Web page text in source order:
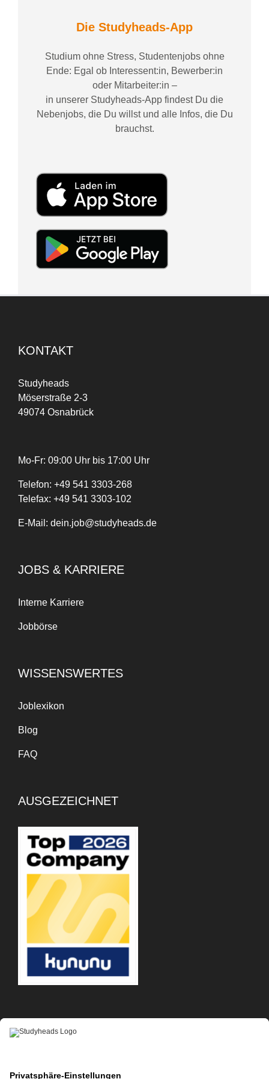
Die Studyheads-App
Studium ohne Stress, Studentenjobs ohne
Ende: Egal ob Interessent:in, Bewerber:in
oder Mitarbeiter:in –
in unserer Studyheads-App findest Du die
Nebenjobs, die Du willst und alle Infos, die Du
brauchst.
KONTAKT
Studyheads
Möserstraße 2-3
49074 Osnabrück
Mo-Fr: 09:00 Uhr bis 17:00 Uhr
Telefon: +49 541 3303-268
Telefax: +49 541 3303-102
E-Mail: dein.job@studyheads.de
JOBS & KARRIERE
Interne Karriere
Jobbörse
WISSENSWERTES
Joblexikon
Blog
FAQ
AUSGEZEICHNET